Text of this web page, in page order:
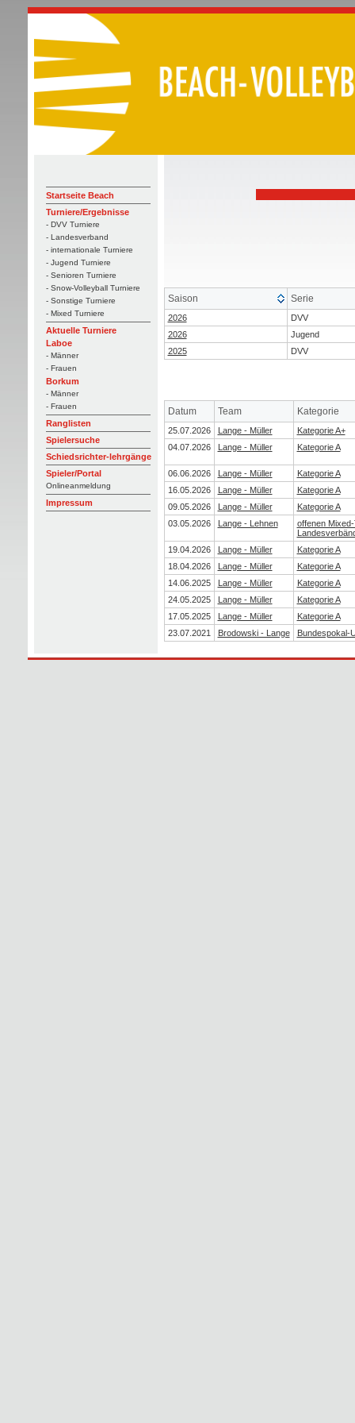
Startseite Beach
Turniere/Ergebnisse
- DVV Turniere
- Landesverband
- internationale Turniere
- Jugend Turniere
- Senioren Turniere
- Snow-Volleyball Turniere
- Sonstige Turniere
- Mixed Turniere
Aktuelle Turniere
Laboe
- Männer
- Frauen
Borkum
- Männer
- Frauen
Ranglisten
Spielersuche
Schiedsrichter-lehrgänge
Spieler/Portal
Onlineanmeldung
Impressum
Saison Serie
2026
DVV
2026
Jugend
2025
DVV
Datum Team Kategorie
25.07.2026 Lange - Müller
Kategorie A+
04.07.2026
Lange - Müller Kategorie A
06.06.2026 Lange - Müller
Kategorie A
16.05.2026
Lange - Müller
Kategorie A
09.05.2026
Lange - Müller
Kategorie A
03.05.2026
Lange - Lehnen
offenen
19.04.2026
Lange - Müller
Kategorie A
18.04.2026
Lange - Müller
Kategorie A
14.06.2025
Lange - Müller
Kategorie A
24.05.2025
Lange - Müller
Kategorie A
17.05.2025
Lange - Müller
Kategorie A
23.07.2021
Brodowski - Lange Bundespokal-